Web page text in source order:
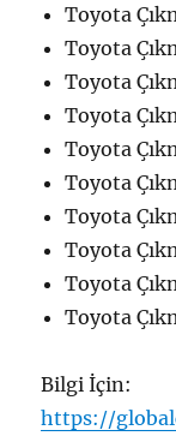
Toyota
Toyota
Toyota
Toyota
Toyota
Toyota
Toyota
Toyota
Toyota
Toyota
Bilgi İçin:
https://